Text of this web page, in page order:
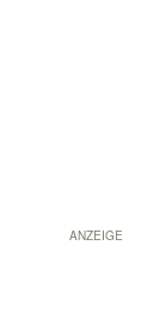
ANZEIGE